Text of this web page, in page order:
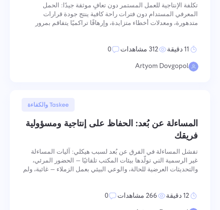
تكلفة الإنتاجية للعمل المستمر دون تعافٍ موثقة جيدًا: الحمل
المعرفي المستدام دون فترات راحة كافية ينتج جودة قرارات
متدهورة، ومعدلات أخطاء متزايدة، وإرهاقًا تراكميًا يتفاقم بمرور
11 دقيقة 312 مشاهدات
0
Artyom Dovgopol
Taskee والكفاءة
1 مايو, 2025
المساءلة عن بُعد: الحفاظ على إنتاجية ومسؤولية
فريقك
تفشل المساءلة في الفرق عن بُعد لسبب هيكلي: آليات المساءلة
غير الرسمية التي تولّدها بيئات المكتب تلقائيًا — الحضور المرئي،
والتحديثات العرضية للحالة، والوعي البيئي بعمل الزملاء — غائبة، ولم
12 دقيقة 266 مشاهدات
0